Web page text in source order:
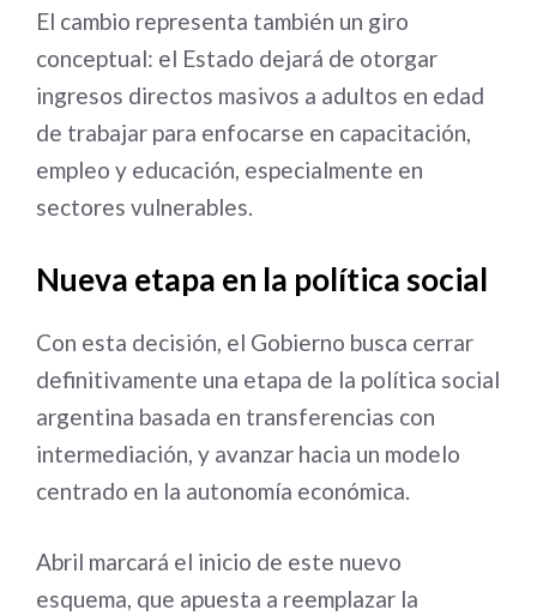
El cambio representa también un giro
conceptual: el Estado dejará de otorgar
ingresos directos masivos a adultos en edad
de trabajar para enfocarse en capacitación,
empleo y educación, especialmente en
sectores vulnerables.
Nueva etapa en la política social
Con esta decisión, el Gobierno busca cerrar
definitivamente una etapa de la política social
argentina basada en transferencias con
intermediación, y avanzar hacia un modelo
centrado en la autonomía económica.
Abril marcará el inicio de este nuevo
esquema, que apuesta a reemplazar la